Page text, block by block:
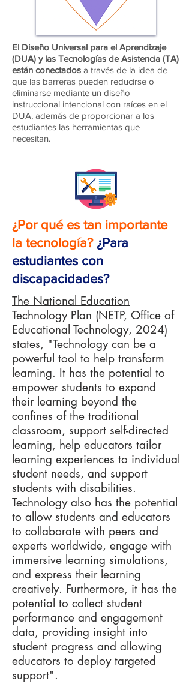
El Diseño Universal para el Aprendizaje
(DUA) y las Tecnologías de Asistencia (TA)
están conectados a través de la idea de
que las barreras pueden reducirse o
eliminarse mediante un diseño
instruccional intencional con raíces en el
DUA, además de proporcionar a los
estudiantes las herramientas que
necesitan.
¿Por qué es tan importante
la tecnología? ¿Para
estudiantes con
discapacidades?
The National Education
Technology Plan (NETP, Office of
Educational Technology, 2024)
states, "Technology can be a
powerful tool to help transform
learning. It has the potential to
empower students to expand
their learning beyond the
confines of the traditional
classroom, support self-directed
learning, help educators tailor
learning experiences to individual
student needs, and support
students with disabilities.
Technology also has the potential
to allow students and educators
to collaborate with peers and
experts worldwide, engage with
immersive learning simulations,
and express their learning
creatively. Furthermore, it has the
potential to collect student
performance and engagement
data, providing insight into
student progress and allowing
educators to deploy targeted
support".